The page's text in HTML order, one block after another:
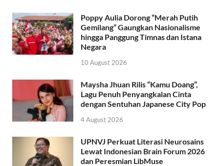
Poppy Aulia Dorong “Merah Putih
Gemilang” Gaungkan Nasionalisme
hingga Panggung Timnas dan Istana
Negara
10 August 2026
Maysha Jhuan Rilis “Kamu Doang”,
Lagu Penuh Penyangkalan Cinta
dengan Sentuhan Japanese City Pop
4 August 2026
UPNVJ Perkuat Literasi Neurosains
Lewat Indonesian Brain Forum 2026
dan Peresmian LibMuse